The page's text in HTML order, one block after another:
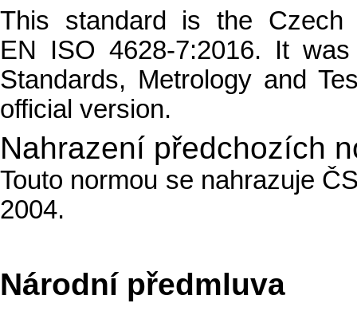
This standard is the Czech
EN ISO 4628-7:2016. It
Standards, Metrology and
official version.
Nahrazení předchozích
Touto normou se nahrazuje
2004.
Národní předmluva